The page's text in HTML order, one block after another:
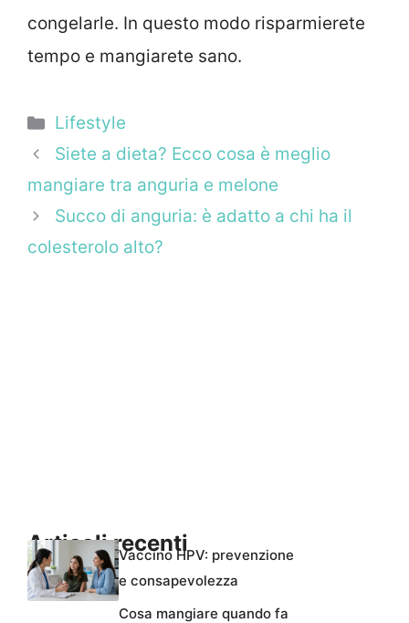
congelarle. In questo modo risparmierete
tempo e mangiarete sano.
Categorie
Lifestyle
Siete a dieta? Ecco cosa è meglio
mangiare tra anguria e melone
Succo di anguria: è adatto a chi ha il
colesterolo alto?
Articoli recentiVaccino HPV: prevenzione
e consapevolezza
Cosa mangiare quando fa